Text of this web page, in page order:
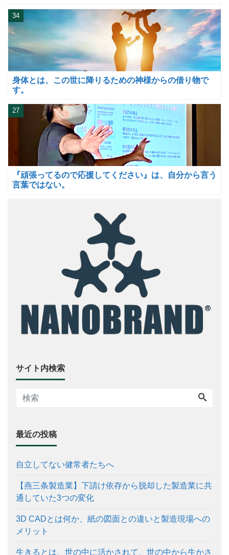
身体とは、この世に降りるための神様からの借り物で
す。
34
『頑張ってるので応援してください』は、自分から言う
言葉ではない。
27
サイト内検索
最近の投稿
自立してない健常者たちへ
【燕三条製造業】下請け依存から脱却した製造業に共
通していた3つの変化
3D CADとは何か、紙の図面との違いと製造現場への
メリット
生きるとは、世の中に活かされて、世の中から生かさ